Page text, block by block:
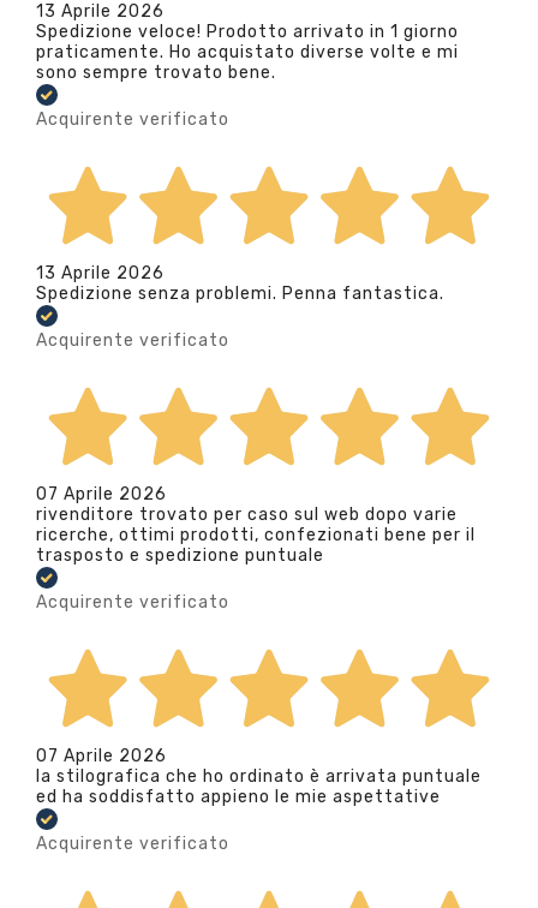
13 Aprile 2026
Spedizione veloce! Prodotto arrivato in 1 giorno
praticamente. Ho acquistato diverse volte e mi
sono sempre trovato bene.
Acquirente verificato
13 Aprile 2026
Spedizione senza problemi. Penna fantastica.
Acquirente verificato
07 Aprile 2026
rivenditore trovato per caso sul web dopo varie
ricerche, ottimi prodotti, confezionati bene per il
trasposto e spedizione puntuale
Acquirente verificato
07 Aprile 2026
la stilografica che ho ordinato è arrivata puntuale
ed ha soddisfatto appieno le mie aspettative
Acquirente verificato